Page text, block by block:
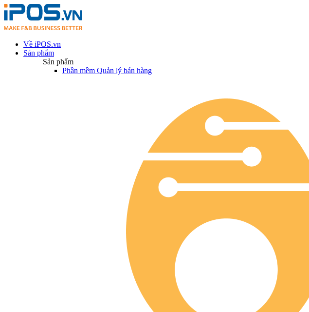
Về iPOS.vn
Sản phẩm
Sản phẩm
Phần mềm Quản lý bán hàng